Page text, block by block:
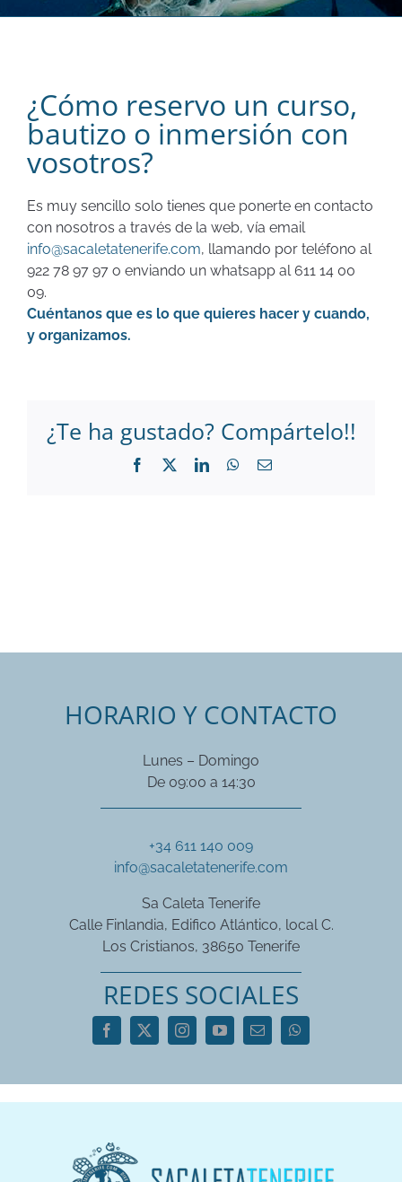
¿Cómo reservo un curso,
bautizo o inmersión con
vosotros?
Es muy sencillo solo tienes que ponerte en contacto
con nosotros a través de la web, vía email
info@sacaletatenerife.com, llamando por teléfono al
922 78 97 97 o enviando un whatsapp al 611 14 00
09.
Cuéntanos que es lo que quieres hacer y cuando,
y organizamos.
¿Te ha gustado? Compártelo!!
Facebook LinkedInWhatsApp
Correo
HORARIO Y CONTACTO
Lunes – Domingo
De 09:00 a 14:30
+34 611 140 009
info@sacaletatenerife.com
Sa Caleta Tenerife
Calle Finlandia, Edifico Atlántico, local C.
Los Cristianos, 38650 Tenerife
REDES SOCIALES